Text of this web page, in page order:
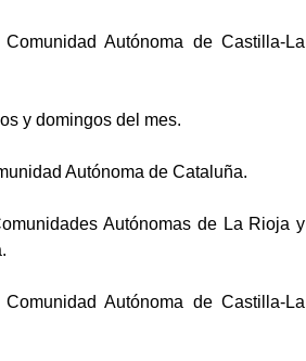
Autónoma de Castilla-La
y domingos del mes.
Autónoma de Cataluña.
Autónomas de La Rioja y
Autónoma de Castilla-La